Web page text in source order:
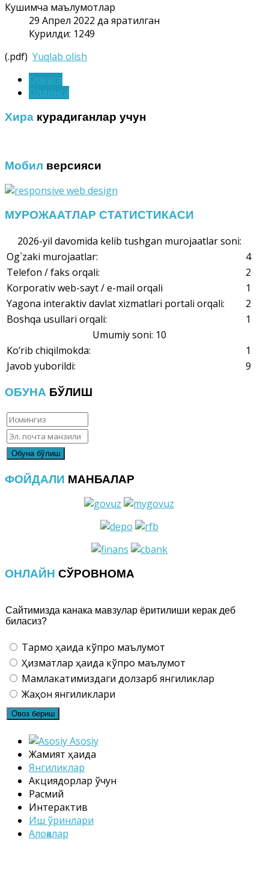
Кушимча маълумотлар
29 Апрел 2022 да яратилган
Курилди: 1249
(.pdf) Yuqlab olish
Хира курадиганлар учун
Мобил версияси
МУРОЖААТЛАР СТАТИСТИКАСИ
2026-yil davomida kelib tushgan murojaatlar soni:
Og`zaki murojaatlar:
4
Telefon / faks orqali:
2
Korporativ web-sayt / e-mail orqali
1
Yagona interaktiv davlat xizmatlari portali orqali:
2
Boshqa usullari orqali:
1
Umumiy soni: 10
Ko’rib chiqilmokda:
1
Javob yuborildi:
9
ОБУНА БЎЛИШ
ФОЙДАЛИ МАНБАЛАР
ОНЛАЙН СЎРОВНОМА
Сайтимизда канака мавзулар ёритилиши керак деб
биласиз?
Тармоқ ҳақида кўпроқ маълумот
Ҳизматлар ҳақида кўпроқ маълумот
Мамлакатимиздаги долзарб янгиликлар
Жаҳон янгиликлари
Asosiy
Жамият ҳақида
Янгиликлар
Акциядорлар ўчун
Расмий
Интерактив
Иш ўринлари
Алоқалар